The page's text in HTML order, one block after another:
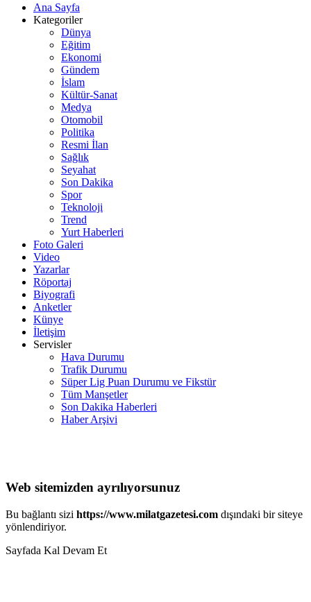
Ana Sayfa
Kategoriler
Dünya
Eğitim
Ekonomi
Gündem
İslam
Kültür-Sanat
Medya
Otomobil
Politika
Resmi İlan
Sağlık
Seyahat
Son Dakika
Spor
Teknoloji
Trend
Yurt Haberleri
Foto Galeri
Video
Yazarlar
Röportaj
Biyografi
Anketler
Künye
İletişim
Servisler
Hava Durumu
Trafik Durumu
Süper Lig Puan Durumu ve Fikstür
Tüm Manşetler
Son Dakika Haberleri
Haber Arşivi
Web sitemizden ayrılıyorsunuz
Bu bağlantı sizi https://www.milatgazetesi.com dışındaki bir siteye
yönlendiriyor.
Sayfada Kal Devam Et